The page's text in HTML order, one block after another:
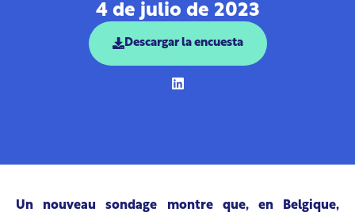
4 de julio de 2023
Descargar la encuesta
Un nouveau sondage montre que, en Belgique,